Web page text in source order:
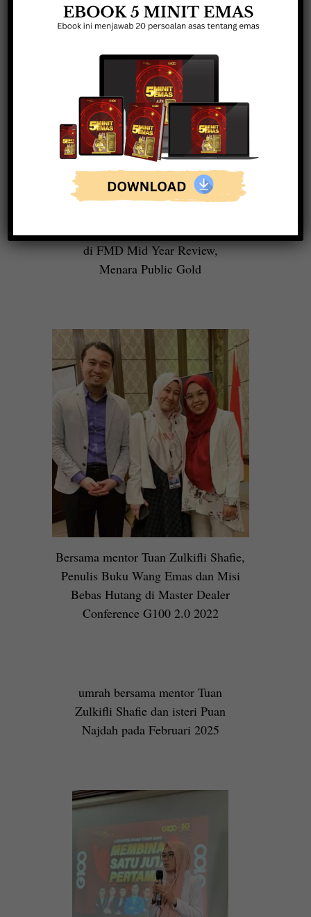
Dato Seri Louis Ng di Awards
Recognition Night Jakarta,
Indonesia
Bersama mentor Tuan Zulkifli
Emas dan Misi Bebas Hutang
di FMD Mid Year Review,
Menara Public Gold
Bersama mentor Tuan Zulkifli Shafie,
Penulis Buku Wang Emas dan Misi
Bebas Hutang di Master Dealer
Conference G100 2.0 2022
umrah bersama mentor Tuan
Zulkifli Shafie dan isteri Puan
Najdah pada Februari 2025